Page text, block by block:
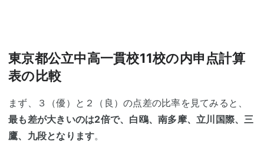
東京都公立中高一貫校11校の内申点計算
表の比較
まず、３（優）と２（良）の点差の比率を見てみると、
最も差が大きいのは2倍で、白鴎、南多摩、立川国際、三
鷹、九段となります。